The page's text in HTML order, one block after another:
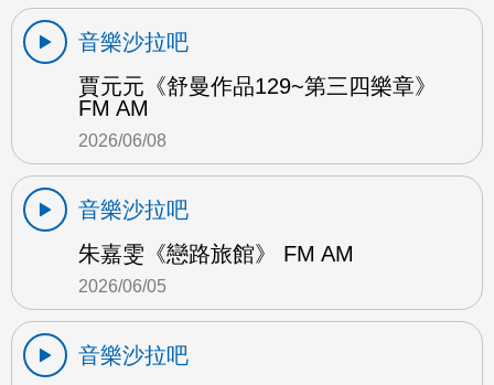
音樂沙拉吧
賈元元《舒曼作品129~第三四樂章》
FM AM
2026/06/08
音樂沙拉吧
朱嘉雯《戀路旅館》 FM AM
2026/06/05
音樂沙拉吧